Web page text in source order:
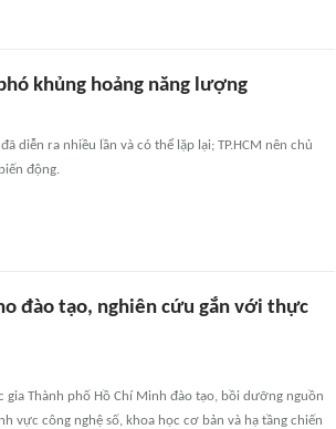
khủng hoảng năng lượng
diễn ra nhiều lần và có thể lặp lại; TP.HCM nên chủ
động.
đào tạo, nghiên cứu gắn với thực
Thành phố Hồ Chí Minh đào tạo, bồi dưỡng nguồn
vực công nghệ số, khoa học cơ bản và hạ tầng chiến